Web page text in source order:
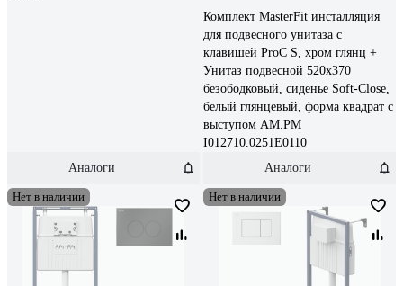
Аналоги
Комплект MasterFit инсталляция
для подвесного унитаза с
клавишей ProC S, хром глянц +
Унитаз подвесной 520х370
безободковый, сиденье Soft-Close,
белый глянцевый, форма квадрат с
выступом AM.PM
I012710.0251E0110
Аналоги
Нет в наличии Нет в наличии